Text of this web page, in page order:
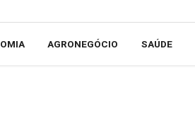
AGRONEGÓCIO SAÚDE